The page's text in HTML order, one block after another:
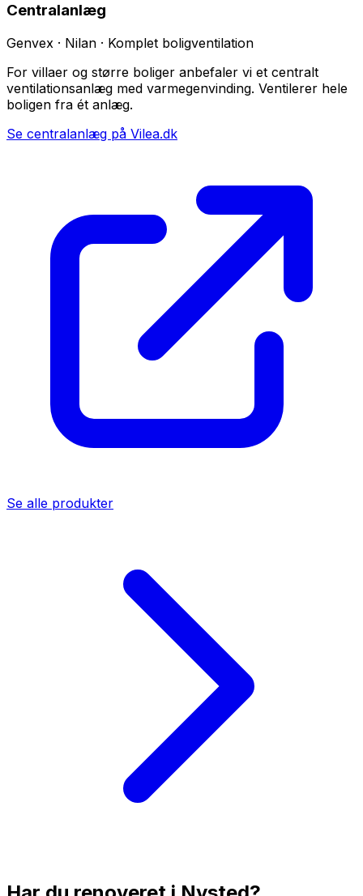
Centralanlæg
Genvex · Nilan · Komplet boligventilation
For villaer og større boliger anbefaler vi et centralt
ventilationsanlæg med varmegenvinding. Ventilerer hele
boligen fra ét anlæg.
Se centralanlæg på Vilea.dk
Se alle produkter